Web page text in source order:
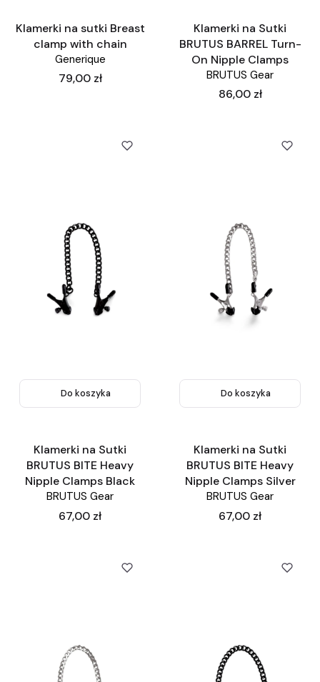
Klamerki na sutki Breast
clamp with chain
Generique
Cena
79,00 zł
Klamerki na Sutki
BRUTUS BARREL Turn-
On Nipple Clamps
BRUTUS Gear
Cena
86,00 zł
Do koszyka
Klamerki na Sutki
BRUTUS BITE Heavy
Nipple Clamps Black
BRUTUS Gear
Cena
67,00 zł
Do koszyka
Klamerki na Sutki
BRUTUS BITE Heavy
Nipple Clamps Silver
BRUTUS Gear
Cena
67,00 zł